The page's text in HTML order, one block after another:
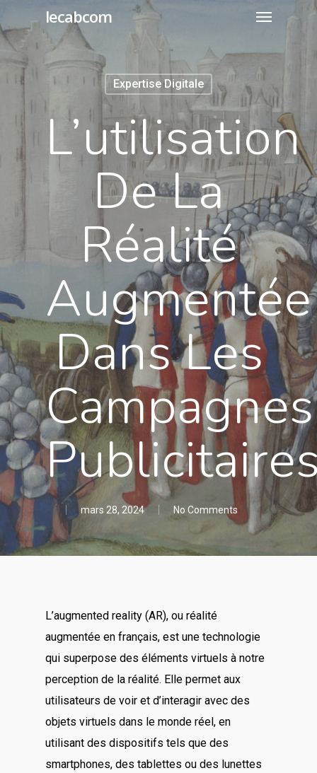
lecabcom
Expertise Digitale
L’utilisation
De La
Réalité
Augmentée
Dans Les
Campagnes
mars 28, 2024 No Comments
L’augmented reality (AR), ou réalité
augmentée en français, est une technologie
qui superpose des éléments virtuels à notre
perception de la réalité. Elle permet aux
utilisateurs de voir et d’interagir avec des
objets virtuels dans le monde réel, en
utilisant des dispositifs tels que des
smartphones, des tablettes ou des lunettes